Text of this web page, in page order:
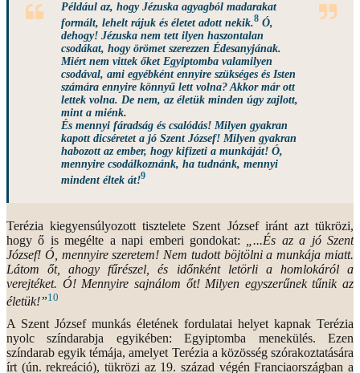
Például az, hogy Jézuska agyagból madarakat
formált, lehelt rájuk és életet adott nekik.8 Ó,
dehogy! Jézuska nem tett ilyen haszontalan
csodákat, hogy örömet szerezzen Édesanyjának.
Miért nem vittek őket Egyiptomba valamilyen
csodával, ami egyébként ennyire szükséges és Isten
számára ennyire könnyű lett volna? Akkor már ott
lettek volna. De nem, az életük minden úgy zajlott,
mint a miénk.
És mennyi fáradság és csalódás! Milyen gyakran
kapott dicséretet a jó Szent József! Milyen gyakran
habozott az ember, hogy kifizeti a munkáját! Ó,
mennyire csodálkoznánk, ha tudnánk, mennyi
mindent éltek át!9
Terézia kiegyensúlyozott tisztelete Szent József iránt azt tükrözi,
hogy ő is megélte a napi emberi gondokat:
„...És az a jó Szent
József! Ó, mennyire szeretem! Nem tudott böjtölni a munkája miatt.
Látom őt, ahogy fűrészel, és időnként letörli a homlokáról a
verejtéket. Ó! Mennyire sajnálom őt! Milyen egyszerűnek tűnik az
életük!”10
A Szent József munkás életének fordulatai helyet kapnak Terézia
nyolc színdarabja egyikében: Egyiptomba menekülés. Ezen
színdarab egyik témája, amelyet Terézia a közösség szórakoztatására
írt (ún. rekreáció), tükrözi az 19. század végén Franciaországban a